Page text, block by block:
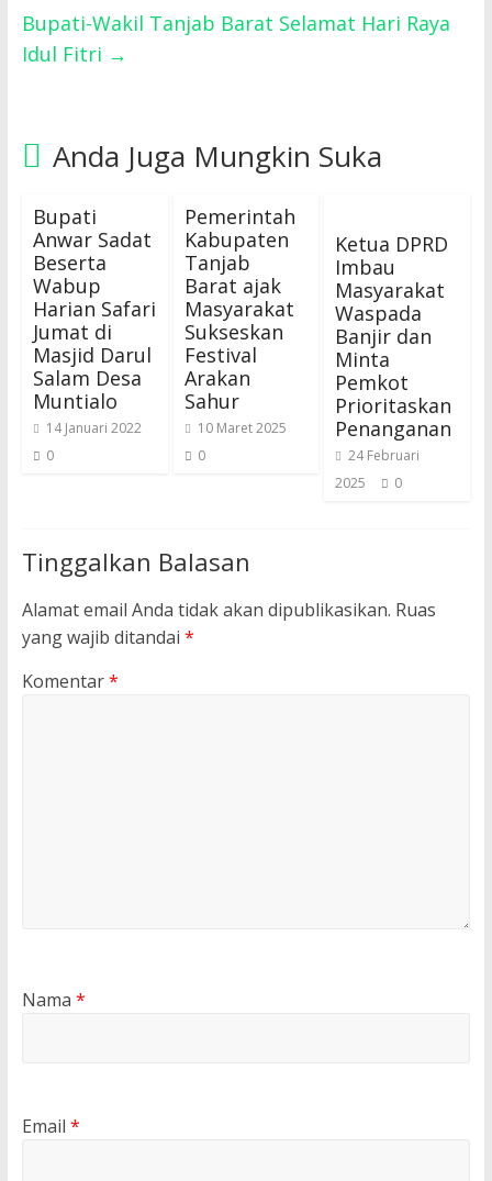
Bupati-Wakil Tanjab Barat Selamat Hari Raya
Idul Fitri →
Anda Juga Mungkin Suka
Bupati
Anwar Sadat
Beserta
Wabup
Harian Safari
Jumat di
Masjid Darul
Salam Desa
Muntialo
14 Januari 2022
0
Pemerintah
Kabupaten
Tanjab
Barat ajak
Masyarakat
Sukseskan
Festival
Arakan
Sahur
10 Maret 2025
0
Ketua DPRD
Imbau
Masyarakat
Waspada
Banjir dan
Minta
Pemkot
Prioritaskan
Penanganan
24 Februari
2025
0
Tinggalkan Balasan
Alamat email Anda tidak akan dipublikasikan. Ruas
yang wajib ditandai *
Komentar*
Nama *
Email *